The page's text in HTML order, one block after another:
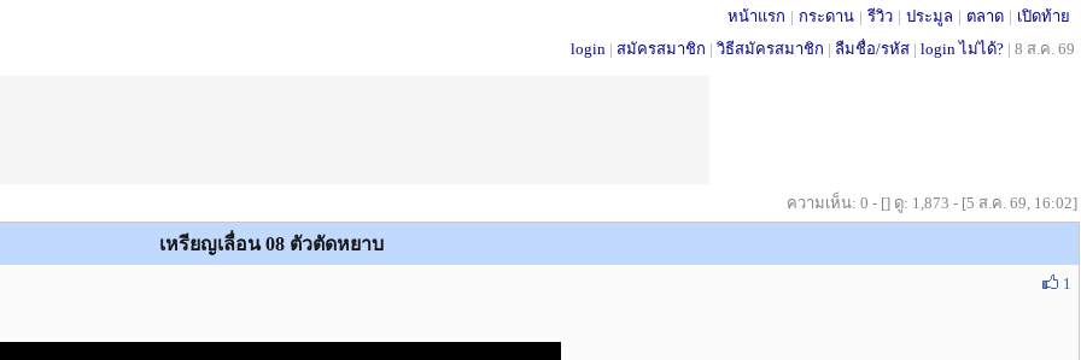
หน้าแรก | กระดาน | รีวิว | ประมูล | ตลาด | เปิดท้าย
login | สมัครสมาชิก | วิธีสมัครสมาชิก | ลืมชื่อ/รหัส | login ไม่ได้? | 8 ส.ค. 69
ความเห็น: 0 - [] ดู: 1,873 - [5 ส.ค. 69, 16:02]
เหรียญเลื่อน 08 ตัวตัดหยาบ
1